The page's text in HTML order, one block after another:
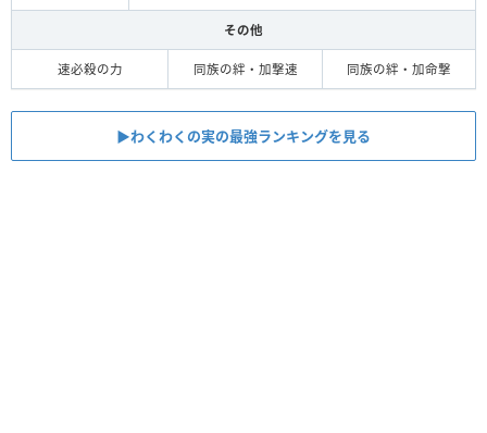
その他
速必殺の力 同族の絆・加撃速 同族の絆・加命撃
▶︎︎わくわくの実の最強ランキングを見る